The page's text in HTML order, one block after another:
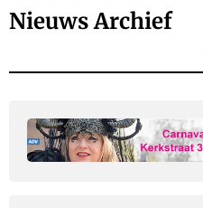
Nieuws Archief